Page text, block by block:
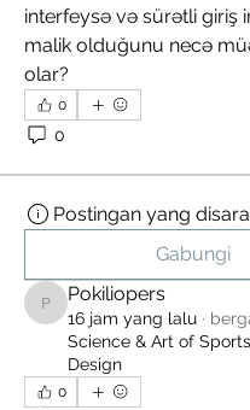
interfeysə və sürətli giriş
malik olduğunu necə
olar?
0
0
Postingan yang
Gabungi
Pokiliopers
Pokiliopers
16 jam yang lalu ·
Science & Art of
Design
0